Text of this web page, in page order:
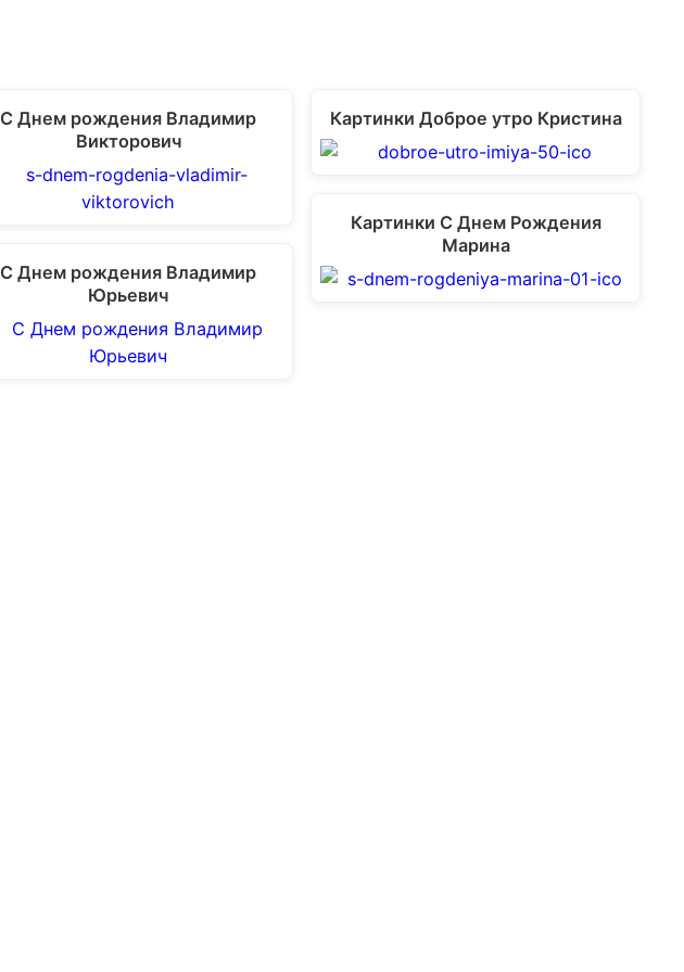
С Днем рождения Владимир
Викторович
С Днем рождения Владимир
Юрьевич
Картинки Доброе утро Кристина
Картинки С Днем Рождения
Марина